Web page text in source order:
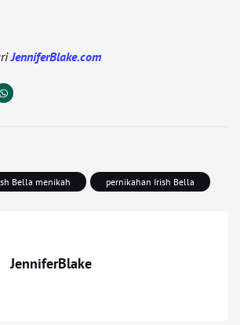
JenniferBlake.com
Bella menikah pernikahan Irish Bella
JenniferBlake